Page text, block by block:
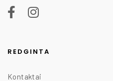
REDGINTA
Kontaktai